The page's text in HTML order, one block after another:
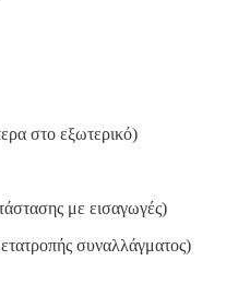
στο εξωτερικό)
με εισαγωγές)
συναλλάγματος)